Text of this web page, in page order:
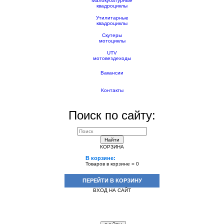
квадроциклы
Утилитарные
квадроциклы
Скутеры
мотоциклы
UTV
мотовездеходы
Вакансии
Контакты
Поиск по сайту:
Найти
КОРЗИНА
В корзине:
Товаров в корзине = 0
ПЕРЕЙТИ В КОРЗИНУ
ВХОД НА САЙТ